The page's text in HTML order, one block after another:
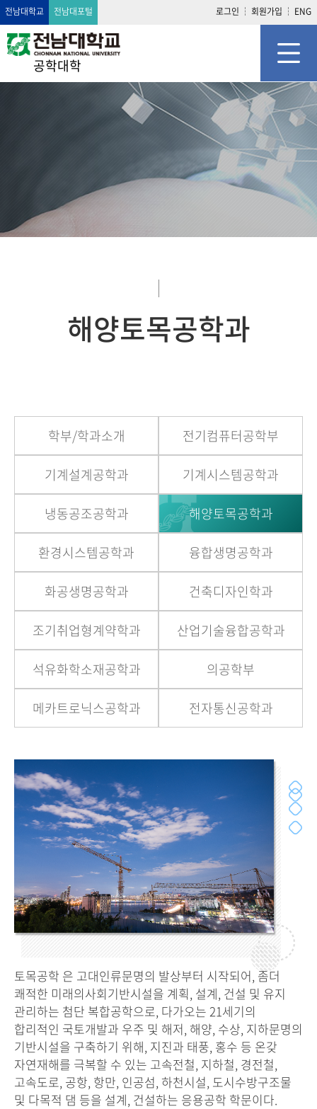
전남대학교 전남대포털 로그인 회원가입 ENG
공학대학
해양토목공학과
학부/학과소개 전기컴퓨터공학부
기계설계공학과 기계시스템공학과
냉동공조공학과 해양토목공학과
환경시스템공학과 융합생명공학과
화공생명공학과 건축디자인학과
조기취업형계약학과 산업기술융합공학과
석유화학소재공학과 의공학부
메카트로닉스공학과 전자통신공학과
토목공학 은 고대인류문명의 발상부터 시작되어, 좀더
쾌적한 미래의사회기반시설을 계획, 설계, 건설 및 유지
관리하는 첨단 복합공학으로, 다가오는 21세기의
합리적인 국토개발과 우주 및 해저, 해양, 수상, 지하문명의
기반시설을 구축하기 위해, 지진과 태풍, 홍수 등 온갖
자연재해를 극복할 수 있는 고속전철, 지하철, 경전철,
고속도로, 공항, 항만, 인공섬, 하천시설, 도시수방구조물
및 다목적 댐 등을 설계, 건설하는 응용공학 학문이다.